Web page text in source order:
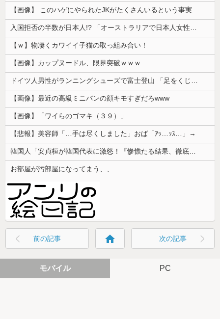
【画像】 このハゲにやられたJKがたくさんいるという事実
【ｗ】物凄くカワイイ子猫の取っ組み合い！
【画像】カップヌードル、限界突破ｗｗｗ
【画像】最近の高級ミニバンの顔キモすぎだろwww
【画像】「ワイらのゴマキ（３９）」
【悲報】美容師「…手は尽くしました」おば「ｱｯ…ｯｽ…」→
お部屋が汚部屋になってまう、、
前の記事 home 次の記事
モバイル PC